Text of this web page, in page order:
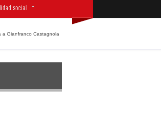
social
a Gianfranco Castagnola